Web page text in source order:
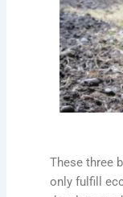
These three
only fulfill